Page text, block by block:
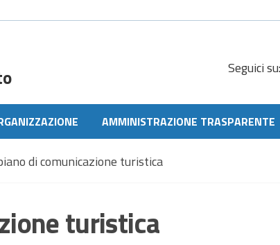
Seguici su:
AMMINISTRAZIONE TRASPARENTE
di comunicazione turistica
turistica